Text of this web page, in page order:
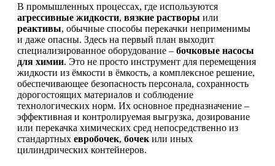
В промышленных процессах, где используются
агрессивные жидкости, вязкие растворы или
реактивы, обычные способы перекачки неприменимы
и даже опасны. Здесь на первый план выходит
специализированное оборудование – бочковые насосы
для химии. Это не просто инструмент для перемещения
жидкости из ёмкости в ёмкость, а комплексное решение,
обеспечивающее безопасность персонала, сохранность
дорогостоящих материалов и соблюдение
технологических норм. Их основное предназначение –
эффективная и контролируемая выгрузка, дозирование
или перекачка химических сред непосредственно из
стандартных евробочек, бочек или иных
цилиндрических контейнеров.